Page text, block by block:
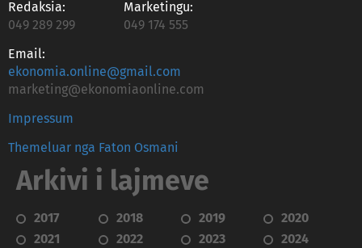
Redaksia:
049 289 299
Marketingu:
049 174 555
Email:
ekonomia.online@gmail.com
marketing@ekonomiaonline.com
Impressum
Themeluar nga Faton Osmani
Arkivi i lajmeve
2017 2018 2019
2020
2021
2022 2023
2024